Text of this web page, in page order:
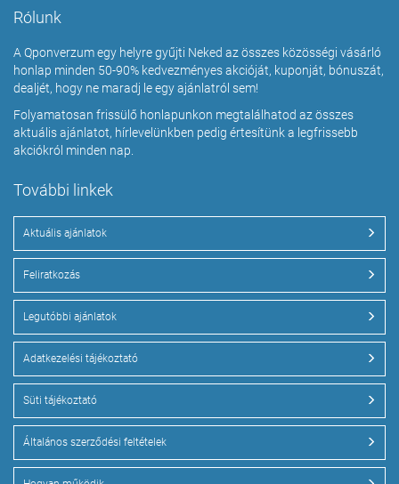
Rólunk
A Qponverzum egy helyre gyűjti Neked az összes közösségi vásárló
honlap minden 50-90% kedvezményes akcióját, kuponját, bónuszát,
dealjét, hogy ne maradj le egy ajánlatról sem!
Folyamatosan frissülő honlapunkon megtalálhatod az összes
aktuális ajánlatot, hírlevelünkben pedig értesítünk a legfrissebb
akciókról minden nap.
További linkek
Aktuális ajánlatok
Feliratkozás
Legutóbbi ajánlatok
Adatkezelési tájékoztató
Süti tájékoztató
Általános szerződési feltételek